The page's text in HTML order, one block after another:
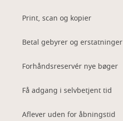
Print, scan og kopier
Betal gebyrer og erstatninger
Forhåndsreservér nye bøger
Få adgang i selvbetjent tid
Aflever uden for åbningstid